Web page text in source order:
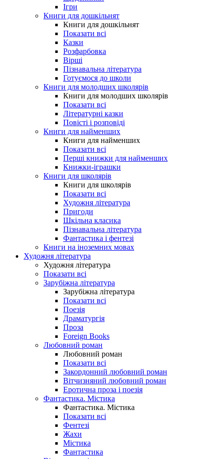
Ігри
Книги для дошкільнят
Книги для дошкільнят
Показати всі
Казки
Розфарбовка
Вірші
Пізнавальна література
Готуємося до школи
Книги для молодших школярів
Книги для молодших школярів
Показати всі
Літературні казки
Повісті і розповіді
Книги для найменших
Книги для найменших
Показати всі
Перші книжки для найменших
Книжки-іграшки
Книги для школярів
Книги для школярів
Показати всі
Художня література
Пригоди
Шкільна класика
Пізнавальна література
Фантастика і фентезі
Книги на іноземних мовах
Художня література
Художня література
Показати всі
Зарубіжна література
Зарубіжна література
Показати всі
Поезія
Драматургія
Проза
Foreign Books
Любовний роман
Любовний роман
Показати всі
Закордонний любовний роман
Вітчизняний любовний роман
Еротична проза і поезія
Фантастика. Містика
Фантастика. Містика
Показати всі
Фентезі
Жахи
Містика
Фантастика